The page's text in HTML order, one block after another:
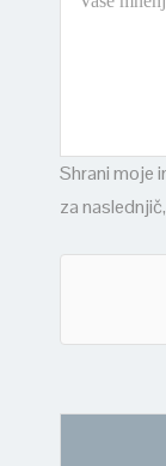
Shrani moje
za